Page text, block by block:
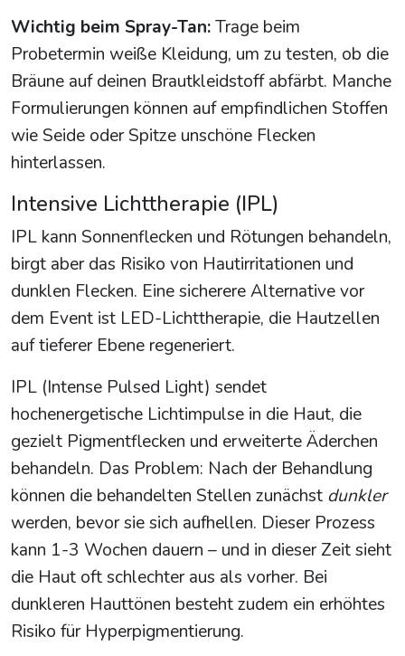
Wichtig beim Spray-Tan:Trage beim
Probetermin weiße Kleidung, um zu testen, ob die
Bräune auf deinen Brautkleidstoff abfärbt. Manche
Formulierungen können auf empfindlichen Stoffen
wie Seide oder Spitze unschöne Flecken
hinterlassen.
Intensive Lichttherapie (IPL)
IPL kann Sonnenflecken und Rötungen behandeln,
birgt aber das Risiko von Hautirritationen und
dunklen Flecken. Eine sicherere Alternative vor
dem Event ist LED-Lichttherapie, die Hautzellen
auf tieferer Ebene regeneriert.
IPL (Intense Pulsed Light) sendet
hochenergetische Lichtimpulse in die Haut, die
gezielt Pigmentflecken und erweiterte Äderchen
behandeln. Das Problem: Nach der Behandlung
können die behandelten Stellen zunächst dunkler
werden, bevor sie sich aufhellen. Dieser Prozess
kann 1-3 Wochen dauern – und in dieser Zeit sieht
die Haut oft schlechter aus als vorher. Bei
dunkleren Hauttönen besteht zudem ein erhöhtes
Risiko für Hyperpigmentierung.